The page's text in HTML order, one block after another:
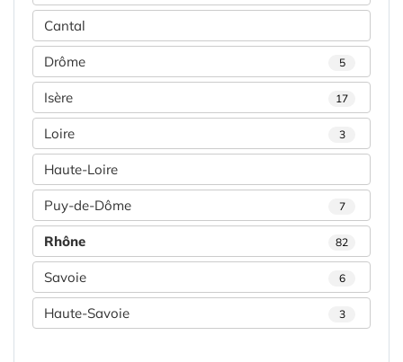
Cantal
Drôme 5
Isère 17
Loire 3
Haute-Loire
Puy-de-Dôme 7
Rhône 82
Savoie 6
Haute-Savoie 3